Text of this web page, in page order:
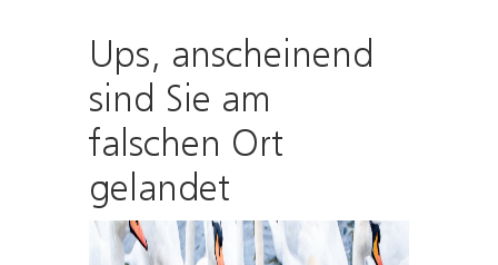
Ups, anscheinend
sind Sie am
falschen Ort
gelandet